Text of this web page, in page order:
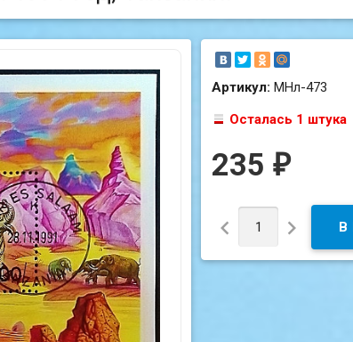
Артикул:МНл-473
Осталась 1 штука
235₽
 